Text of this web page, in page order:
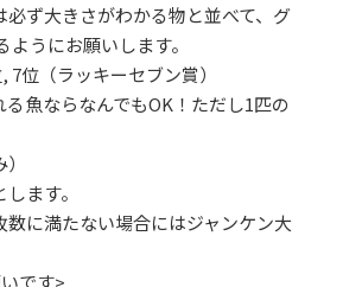
必ず大きさがわかる物と並べて、グ
うにお願いします。
7位（ラッキーセブン賞）
魚ならなんでもOK！ただし1匹の
ます。
数に満たない場合にはジャンケン大
です>